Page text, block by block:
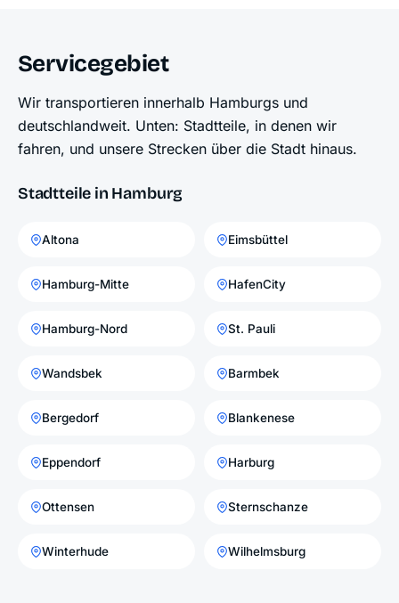
Servicegebiet
Wir transportieren innerhalb Hamburgs und
deutschlandweit. Unten: Stadtteile, in denen wir
fahren, und unsere Strecken über die Stadt hinaus.
Stadtteile in Hamburg
Altona Eimsbüttel
Hamburg-Mitte HafenCity
Hamburg-Nord St. Pauli
Wandsbek Barmbek
Bergedorf Blankenese
Eppendorf Harburg
Ottensen Sternschanze
Winterhude Wilhelmsburg